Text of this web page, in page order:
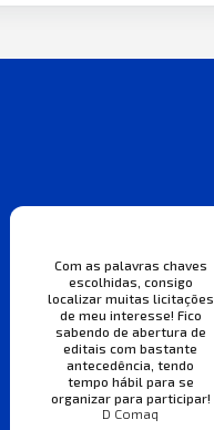
Com as palavras chaves
escolhidas, consigo
localizar muitas licitações
de meu interesse! Fico
sabendo de abertura de
editais com bastante
antecedência, tendo
tempo hábil para se
organizar para participar!
D Comaq